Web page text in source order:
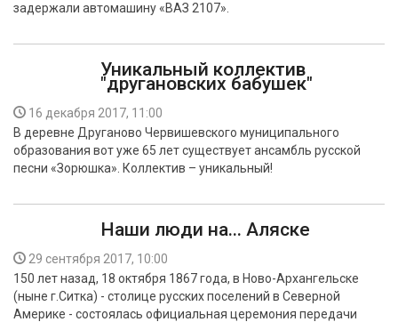
задержали автомашину «ВАЗ 2107».
Уникальный коллектив
"другановских бабушек"
16 декабря 2017, 11:00
В деревне Друганово Червишевского муниципального
образования вот уже 65 лет существует ансамбль русской
песни «Зорюшка». Коллектив – уникальный!
Наши люди на... Аляске
29 сентября 2017, 10:00
150 лет назад, 18 октября 1867 года, в Ново-Архангельске
(ныне г.Ситка) - столице русских поселений в Северной
Америке - состоялась официальная церемония передачи